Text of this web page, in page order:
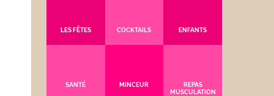
LES FÊTES COCKTAILS ENFANTS
SANTÉ MINCEUR
REPAS
MUSCULATION